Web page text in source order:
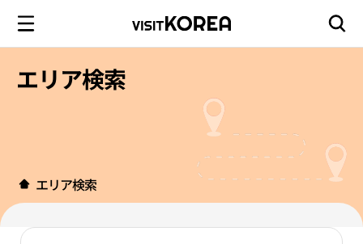
エリア検索
エリア検索